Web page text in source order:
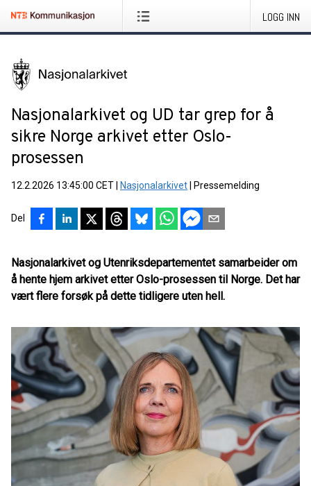
LOGG INN
Nasjonalarkivet og UD tar grep for å
sikre Norge arkivet etter Oslo-
prosessen
12.2.2026 13:45:00 CET Nasjonalarkivet Pressemelding
Del
Nasjonalarkivet og Utenriksdepartementet samarbeider om
å hente hjem arkivet etter Oslo-prosessen til Norge. Det har
vært flere forsøk på dette tidligere uten hell.